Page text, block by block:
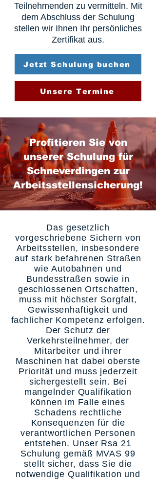
Teilnehmenden zu vermitteln. Mit
dem Abschluss der Schulung
stellen wir Ihnen Ihr persönliches
Zertifikat aus.
Jetzt Schulung buchen
Unsere Termine
Profitieren Sie von
unserer Schulung für
Schneverdingen zur
Arbeitsstellensicherung!
Das gesetzlich
vorgeschriebene Sichern von
Arbeitsstellen, insbesondere
auf stark befahrenen Straßen
wie Autobahnen und
Bundesstraßen sowie in
geschlossenen Ortschaften,
muss mit höchster Sorgfalt,
Gewissenhaftigkeit und
fachlicher Kompetenz erfolgen.
Der Schutz der
Verkehrsteilnehmer, der
Mitarbeiter und ihrer
Maschinen hat dabei oberste
Priorität und muss jederzeit
sichergestellt sein. Bei
mangelnder Qualifikation
können im Falle eines
Schadens rechtliche
Konsequenzen für die
verantwortlichen Personen
entstehen. Unser Rsa 21
Schulung gemäß MVAS 99
stellt sicher, dass Sie die
notwendige Qualifikation und